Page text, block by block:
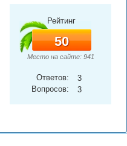
Рейтинг
50
Место на сайте: 941
Ответов:
3
Вопросов:
3